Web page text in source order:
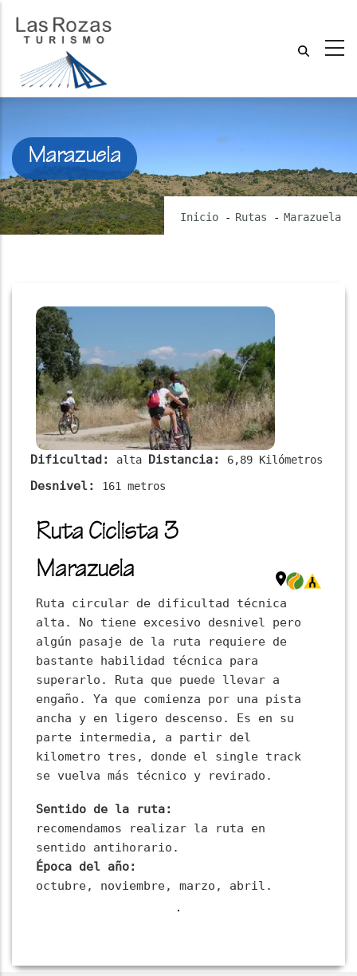
Marazuela
Inicio - Rutas - Marazuela
Dificultad: alta Distancia: 6,89 Kilómetros
Desnivel: 161 metros
Ruta Ciclista 3
Marazuela
Ruta circular de dificultad técnica
alta. No tiene excesivo desnivel pero
algún pasaje de la ruta requiere de
bastante habilidad técnica para
superarlo. Ruta que puede llevar a
engaño. Ya que comienza por una pista
ancha y en ligero descenso. Es en su
parte intermedia, a partir del
kilometro tres, donde el single track
se vuelva más técnico y revirado.
Sentido de la ruta:
recomendamos realizar la ruta en
sentido antihorario.
Época del año:
octubre, noviembre, marzo, abril.